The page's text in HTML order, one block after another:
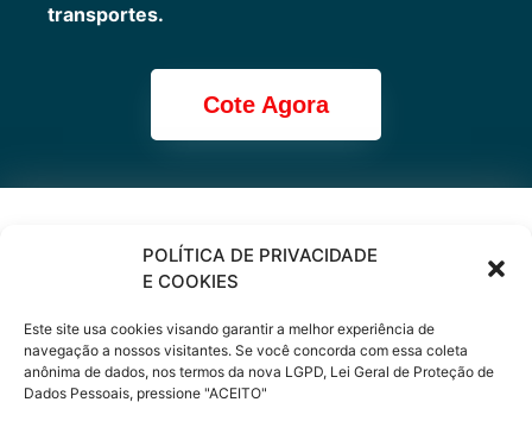
POLÍTICA DE PRIVACIDADE
E COOKIES
Este site usa cookies visando garantir a melhor experiência de
navegação a nossos visitantes. Se você concorda com essa coleta
anônima de dados, nos termos da nova LGPD, Lei Geral de Proteção de
Dados Pessoais, pressione "ACEITO"
transportes.
Cote Agora
Cote online ou
peça via
WhatsApp